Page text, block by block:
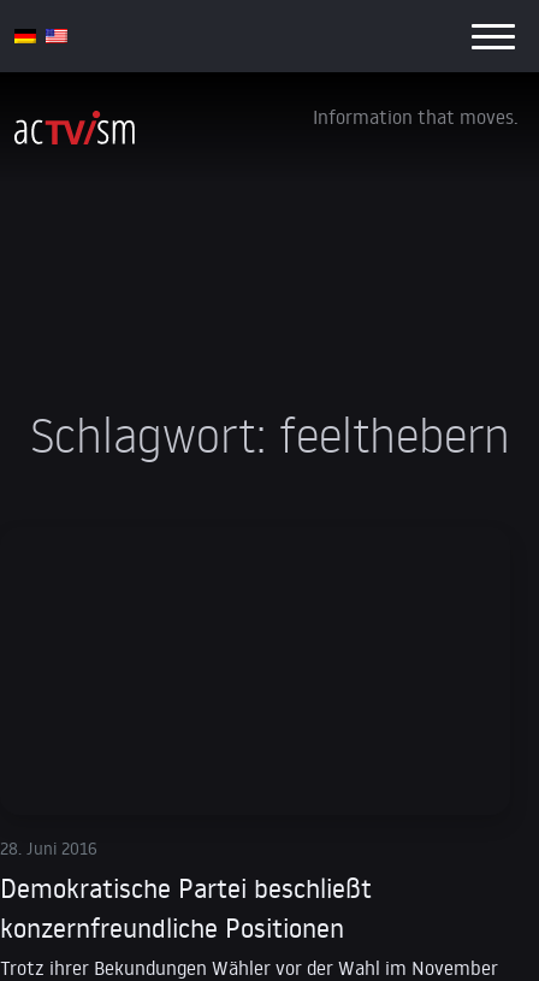
Information that moves.
Schlagwort: feelthebern
28. Juni 2016
Demokratische Partei beschließt
konzernfreundliche Positionen
Trotz ihrer Bekundungen Wähler vor der Wahl im November